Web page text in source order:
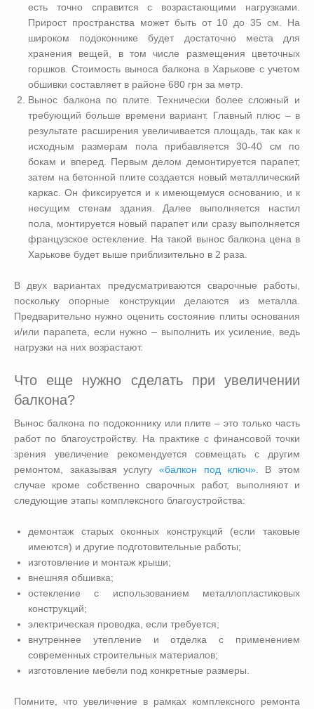
есть точно справится с возрастающими нагрузками.
Прирост пространства может быть от 10 до 35 см. На
широком подоконнике будет достаточно места для
хранения вещей, в том числе размещения цветочных
горшков.Стоимость выноса балкона в Харькове с учетом
обшивки составляет в районе 680 грн за метр.
Вынос балкона по плите. Технически более сложный и
требующий больше времени вариант. Главный плюс – в
результате расширения увеличивается площадь, так как к
исходным размерам пола прибавляется 30-40 см по
бокам и вперед. Первым делом демонтируется парапет,
затем на бетонной плите создается новый металлический
каркас. Он фиксируется и к имеющемуся основанию, и к
несущим стенам здания. Далее выполняется настил
пола, монтируется новый парапет или сразу выполняется
французское остекление. На такой вынос балкона цена в
Харькове будет выше приблизительно в 2 раза.
В двух вариантах предусматриваются сварочные работы,
поскольку опорные конструкции делаются из металла.
Предварительно нужно оценить состояние плиты основания
и/или парапета, если нужно – выполнить их усиление, ведь
нагрузки на них возрастают.
Что еще нужно сделать при увеличении
балкона?
Вынос балкона по подоконникуили плите – это только часть
работ по благоустройству. На практике с финансовой точки
зрения увеличение рекомендуется совмещать с другим
ремонтом, заказывая услугу«балкон под ключ». В этом
случае кроме собственно сварочных работ, выполняют и
следующие этапы комплексного благоустройства:
демонтаж старых оконных конструкций (если таковые
имеются) и другие подготовительные работы;
изготовление и монтаж крыши;
внешняя обшивка;
остекление с использованием металлопластиковых
конструкций;
электрическая проводка, если требуется;
внутреннее утепление и отделка с применением
современных строительных материалов;
изготовление мебели под конкретные размеры.
Помните, что увеличение в рамках комплексного ремонта